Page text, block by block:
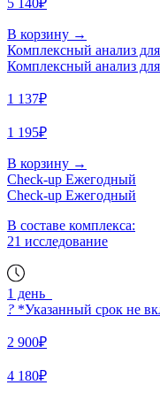
5 140₽
В корзину →
Комплексный анализ
Комплексный анализ
1 137₽
1 195₽
В корзину →
Check-up Ежегодный
Check-up Ежегодный
В составе комплекса:
21 исследование
1 день
? *Указанный срок не
2 900₽
4 180₽